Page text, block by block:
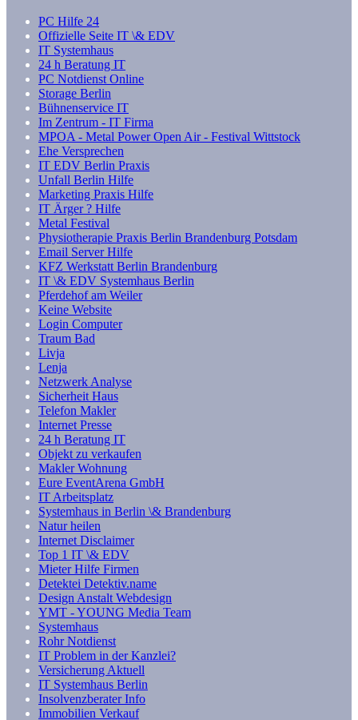
PC Hilfe 24
Offizielle Seite IT \& EDV
IT Systemhaus
24 h Beratung IT
PC Notdienst Online
Storage Berlin
Bühnenservice IT
Im Zentrum - IT Firma
MPOA - Metal Power Open Air - Festival Wittstock
Ehe Versprechen
IT EDV Berlin Praxis
Unfall Berlin Hilfe
Marketing Praxis Hilfe
IT Ärger ? Hilfe
Metal Festival
Physiotherapie Praxis Berlin Brandenburg Potsdam
Email Server Hilfe
KFZ Werkstatt Berlin Brandenburg
IT \& EDV Systemhaus Berlin
Pferdehof am Weiler
Keine Website
Login Computer
Traum Bad
Livja
Lenja
Netzwerk Analyse
Sicherheit Haus
Telefon Makler
Internet Presse
24 h Beratung IT
Objekt zu verkaufen
Makler Wohnung
Eure EventArena GmbH
IT Arbeitsplatz
Systemhaus in Berlin \& Brandenburg
Natur heilen
Internet Disclaimer
Top 1 IT \& EDV
Mieter Hilfe Firmen
Detektei Detektiv.name
Design Anstalt Webdesign
YMT - YOUNG Media Team
Systemhaus
Rohr Notdienst
IT Problem in der Kanzlei?
Versicherung Aktuell
IT Systemhaus Berlin
Insolvenzberater Info
Immobilien Verkauf